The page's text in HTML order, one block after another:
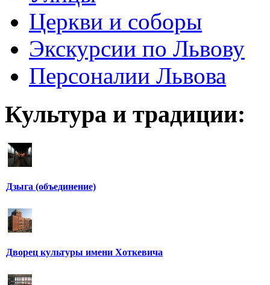
Церкви и соборы
Экскурсии по Львову
Персоналии Львова
Культура и традиции:
Дзыга (объединение)
Дворец культуры имени Хоткевича